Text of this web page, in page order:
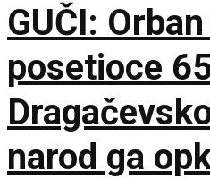
GUČI:
posetioce
narod ga